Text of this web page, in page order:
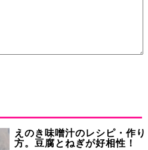
えのき味噌汁のレシピ・作り
方。豆腐とねぎが好相性！